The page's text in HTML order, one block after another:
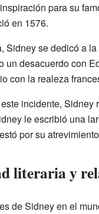
para su
en 1576.
Sidney se dedicó a
un desacuerdo con
con la realeza
incidente, Sidney
le escribió una
por su
literaria y
de Sidney en el